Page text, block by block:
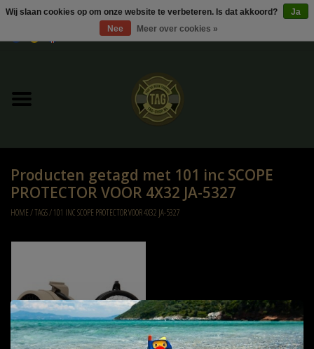
UItverkoop
Kleding
Tactical gear
Diverse
Producten getagd met 101 inc SCOPE
PROTECTOR VOOR 4X32 JA-5327
HOME/TAGS/101 INC SCOPE PROTECTOR VOOR 4X32 JA-5327
Wij slaan cookies op om onze website te verbeteren. Is dat akkoord?
Ja
Nee
Meer over cookies »